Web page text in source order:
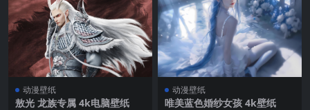
动漫壁纸
敖光 龙族专属 4k电脑壁纸
动漫壁纸
唯美蓝色婚纱女孩 4k壁纸